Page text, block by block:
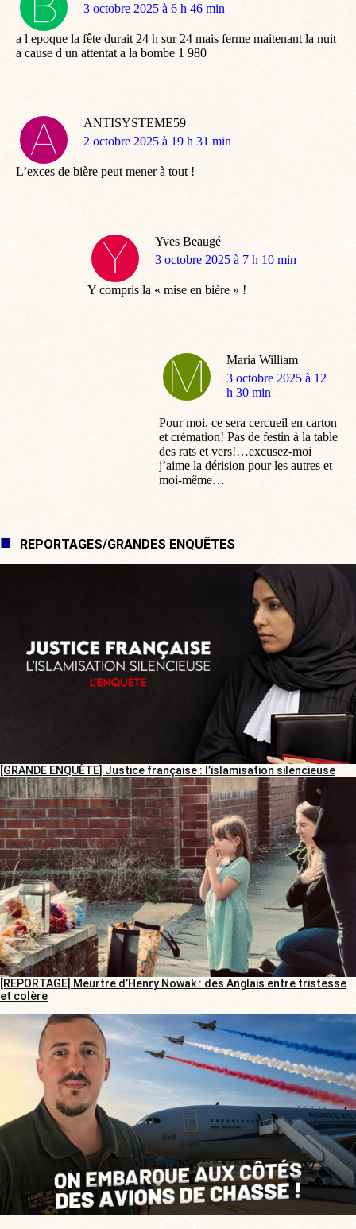
dit
3 octobre 2025 à 6 h 46 min
a l epoque la fête durait 24 h sur 24 mais ferme maitenant la nuit
a cause d un attentat a la bombe 1 980
ANTISYSTEME59
dit
2 octobre 2025 à 19 h 31 min
L’exces de bière peut mener à tout !
Yves Beaugé
dit
3 octobre 2025 à 7 h 10 min
Y compris la « mise en bière » !
Maria William
dit
:
3 octobre 2025 à 12
h 30 min
Pour moi, ce sera cercueil en carton
et crémation! Pas de festin à la table
des rats et vers!…excusez-moi
j’aime la dérision pour les autres et
moi-même…
REPORTAGES/GRANDES ENQUÊTES
[GRANDE ENQUÊTE] Justice française : l’islamisation silencieuse
[REPORTAGE] Meurtre d’Henry Nowak : des Anglais entre tristesse
et colère